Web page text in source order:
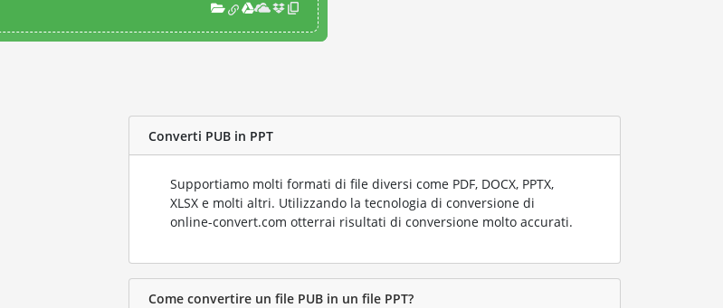
Converti PUB in PPT
Supportiamo molti formati di file diversi come PDF, DOCX, PPTX,
XLSX e molti altri. Utilizzando la tecnologia di conversione di
online-convert.com otterrai risultati di conversione molto accurati.
Come convertire un file PUB in un file PPT?